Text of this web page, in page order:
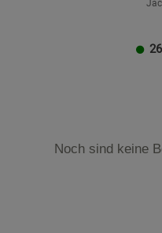
Noch sind keine